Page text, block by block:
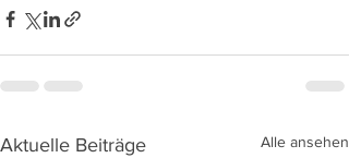
Aktuelle Beiträge Alle ansehen